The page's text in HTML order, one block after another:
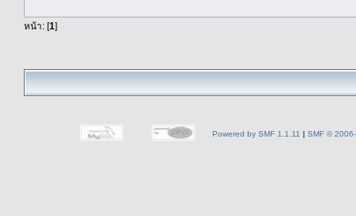
หน้า: [1]
Powered by SMF 1.1.11 | SMF ©